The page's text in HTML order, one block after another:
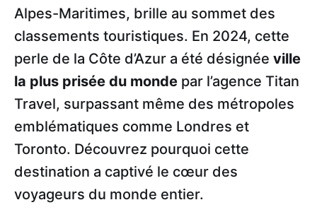
Alpes-Maritimes, brille au sommet des
classements touristiques. En 2024, cette
perle de la Côte d’Azur a été désignée ville
la plus prisée du monde par l’agence Titan
Travel, surpassant même des métropoles
emblématiques comme Londres et
Toronto. Découvrez pourquoi cette
destination a captivé le cœur des
voyageurs du monde entier.